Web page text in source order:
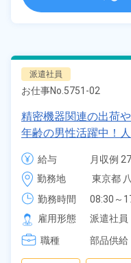
派遣社員
お仕事No. 5751-02
精密機器関連の出荷
年齢の男性活躍中！
日126日！駅チカ徒
あり！《東京都八王
給与
月収例
時給
勤務地
東京都
勤務時間
08:30～
雇用形態
派遣社員
職種
部品供給